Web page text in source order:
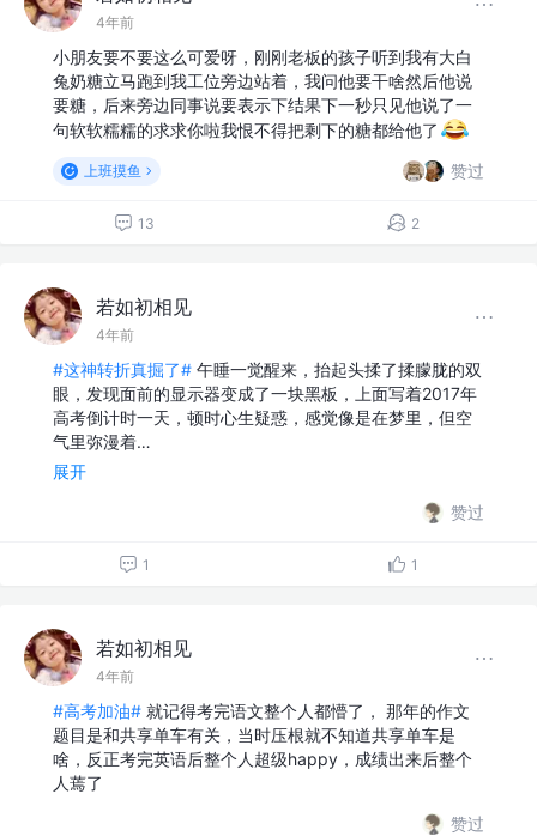
4年前
小朋友要不要这么可爱呀，刚刚老板的孩子听到我有大白
兔奶糖立马跑到我工位旁边站着，我问他要干啥然后他说
要糖，后来旁边同事说要表示下结果下一秒只见他说了一
句软软糯糯的求求你啦我恨不得把剩下的糖都给他了
上班摸鱼 赞过
13 2
若如初相见
4年前
#这神转折真掘了# 午睡一觉醒来，抬起头揉了揉朦胧的双
眼，发现面前的显示器变成了一块黑板，上面写着2017年
高考倒计时一天，顿时心生疑惑，感觉像是在梦里，但空
气里弥漫着…
展开
赞过
1 1
若如初相见
4年前
#高考加油# 就记得考完语文整个人都懵了， 那年的作文
题目是和共享单车有关，当时压根就不知道共享单车是
啥，反正考完英语后整个人超级happy，成绩出来后整个
人蔫了
赞过